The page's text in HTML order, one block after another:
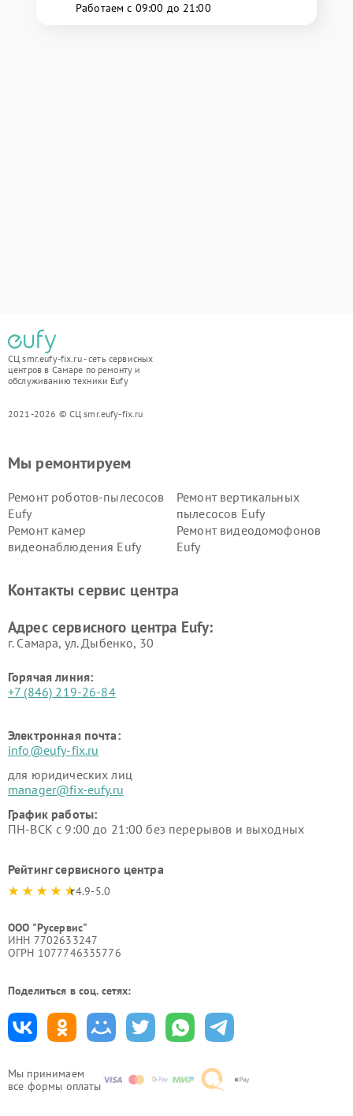
Работаем с 09:00 до 21:00
СЦ smr.eufy-fix.ru - сеть сервисных
центров в Самаре по ремонту и
обслуживанию техники Eufy
2021-2026 © СЦ smr.eufy-fix.ru
Мы принимаем
все формы оплаты
Мы ремонтируем
Ремонт роботов-пылесосов
Eufy
Ремонт вертикальных
пылесосов Eufy
Ремонт камер
видеонаблюдения Eufy
Ремонт видеодомофонов
Eufy
Контакты сервис центра
Адрес сервисного центра Eufy:
г. Самара, ул. Дыбенко, 30
Горячая линия:
+7 (846) 219-26-84
Электронная почта:
info@eufy-fix.ru
для юридических лиц
manager@fix-eufy.ru
График работы:
ПН-ВСК с 9:00 до 21:00 без перерывов и выходных
Рейтинг сервисного центра
4.9-5.0
ООО "Русервис"
ИНН 7702633247
ОГРН 1077746335776
Поделиться в соц. сетях: